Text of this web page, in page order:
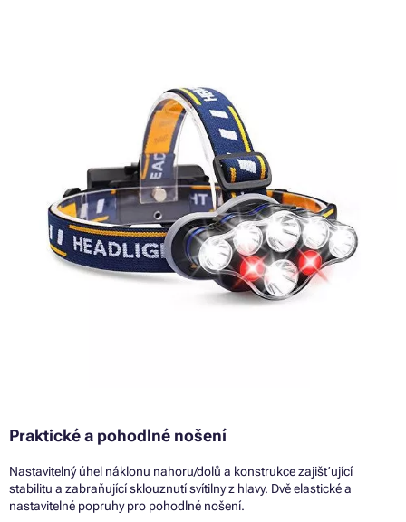
Praktické a pohodlné nošení
Nastavitelný úhel náklonu nahoru/dolů a konstrukce zajišťující
stabilitu a zabraňující sklouznutí svítilny z hlavy. Dvě elastické a
nastavitelné popruhy pro pohodlné nošení.